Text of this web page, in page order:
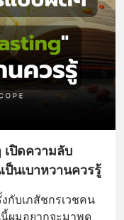
ปิดความลับ
เบาหวานควรรู้
บเภสัชกรเวชคน
ผมอยากจะมาพูด